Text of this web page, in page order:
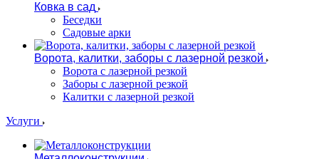
Ковка в сад
Беседки
Садовые арки
Ворота, калитки, заборы с лазерной резкой
Ворота с лазерной резкой
Заборы с лазерной резкой
Калитки с лазерной резкой
Услуги